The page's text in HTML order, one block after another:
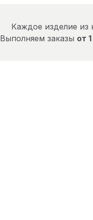
Каждое изделие из
Выполняем заказы от